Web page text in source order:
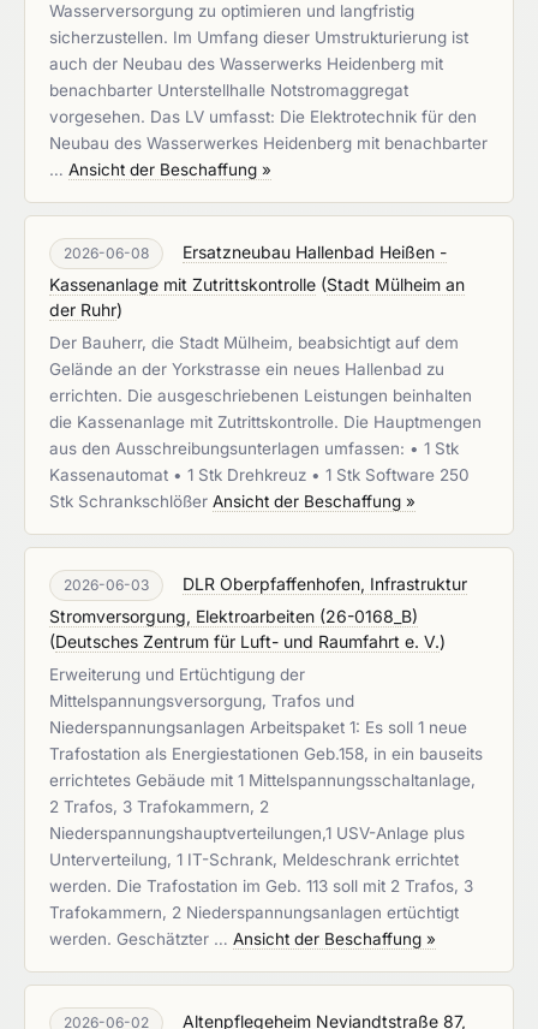
Wasserversorgung zu optimieren und langfristig
sicherzustellen. Im Umfang dieser Umstrukturierung ist
auch der Neubau des Wasserwerks Heidenberg mit
benachbarter Unterstellhalle Notstromaggregat
vorgesehen. Das LV umfasst: Die Elektrotechnik für den
Neubau des Wasserwerkes Heidenberg mit benachbarter
… Ansicht der Beschaffung »
2026-06-08
Ersatzneubau Hallenbad Heißen -
Kassenanlage mit Zutrittskontrolle (Stadt Mülheim an
der Ruhr)
Der Bauherr, die Stadt Mülheim, beabsichtigt auf dem
Gelände an der Yorkstrasse ein neues Hallenbad zu
errichten. Die ausgeschriebenen Leistungen beinhalten
die Kassenanlage mit Zutrittskontrolle. Die Hauptmengen
aus den Ausschreibungsunterlagen umfassen: • 1 Stk
Kassenautomat • 1 Stk Drehkreuz • 1 Stk Software 250
Stk Schrankschlößer Ansicht der Beschaffung »
2026-06-03
DLR Oberpfaffenhofen, Infrastruktur
Stromversorgung, Elektroarbeiten (26-0168_B)
(Deutsches Zentrum für Luft- und Raumfahrt e. V.)
Erweiterung und Ertüchtigung der
Mittelspannungsversorgung, Trafos und
Niederspannungsanlagen Arbeitspaket 1: Es soll 1 neue
Trafostation als Energiestationen Geb.158, in ein bauseits
errichtetes Gebäude mit 1 Mittelspannungsschaltanlage,
2 Trafos, 3 Trafokammern, 2
Niederspannungshauptverteilungen,1 USV-Anlage plus
Unterverteilung, 1 IT-Schrank, Meldeschrank errichtet
werden. Die Trafostation im Geb. 113 soll mit 2 Trafos, 3
Trafokammern, 2 Niederspannungsanlagen ertüchtigt
werden. Geschätzter … Ansicht der Beschaffung »
2026-06-02
Altenpflegeheim Neviandtstraße 87,